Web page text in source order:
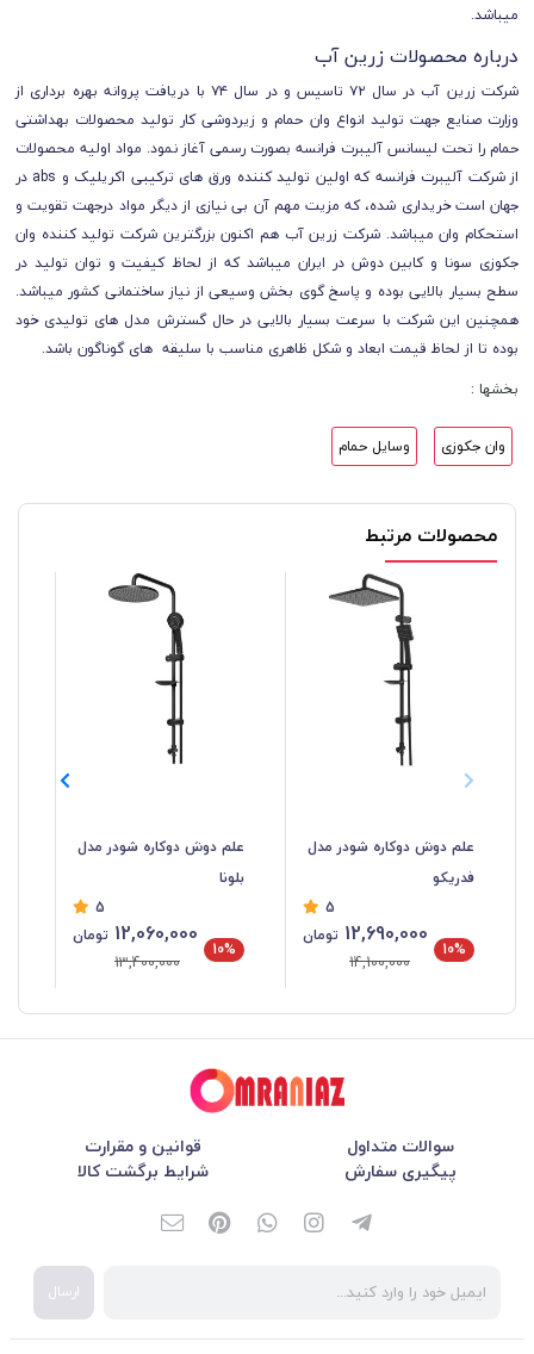
میباشد.
درباره محصولات زرین آب
شرکت زرین آب در سال ۷۲ تاسیس و در سال ۷۴ با دریافت پروانه بهره برداری از
وزارت صنایع جهت تولید انواع وان حمام و زیردوشی کار تولید محصولات بهداشتی
حمام را تحت لیسانس آلیبرت فرانسه بصورت رسمی آغاز نمود. مواد اولیه محصولات
از شرکت آلیبرت فرانسه که اولین تولید کننده ورق های ترکیبی اکریلیک و abs در
جهان است خریداری شده، که مزیت مهم آن بی نیازی از دیگر مواد درجهت تقویت و
استحکام وان میباشد. شرکت زرین آب هم اکنون بزرگترین شرکت تولید کننده وان
جکوزی سونا و کابین دوش در ایران میباشد که از لحاظ کیفیت و توان تولید در
سطح بسیار بالایی بوده و پاسخ گوی بخش وسیعی از نیاز ساختمانی کشور میباشد.
همچنین این شرکت با سرعت بسیار بالایی در حال گسترش مدل های تولیدی خود
بوده تا از لحاظ قیمت ابعاد و شکل ظاهری مناسب با سلیقه های گوناگون باشد.
بخشها :
وان جکوزی وسایل حمام
محصولات مرتبط
علم دوش دوکاره شودر مدل
فدریکو
5
10%
12,690,000 تومان
14,100,000
علم دوش دوکاره شودر مدل
بلونا
5
10%
12,060,000 تومان
13,400,000
سوالات متداول
قوانین و مقرارت
پیگیری سفارش
شرایط برگشت کالا
ارسال